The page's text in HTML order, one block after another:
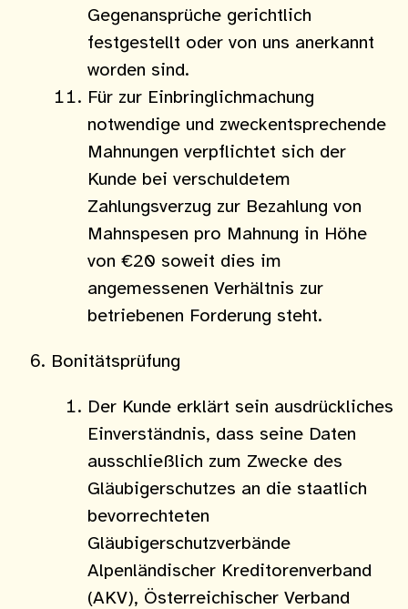
Gegenansprüche gerichtlich
festgestellt oder von uns anerkannt
worden sind.
Für zur Einbringlichmachung
notwendige und zweckentsprechende
Mahnungen verpflichtet sich der
Kunde bei verschuldetem
Zahlungsverzug zur Bezahlung von
Mahnspesen pro Mahnung in Höhe
von €20 soweit dies im
angemessenen Verhältnis zur
betriebenen Forderung steht.
Bonitätsprüfung
Der Kunde erklärt sein ausdrückliches
Einverständnis, dass seine Daten
ausschließlich zum Zwecke des
Gläubigerschutzes an die staatlich
bevorrechteten
Gläubigerschutzverbände
Alpenländischer Kreditorenverband
(AKV), Österreichischer Verband